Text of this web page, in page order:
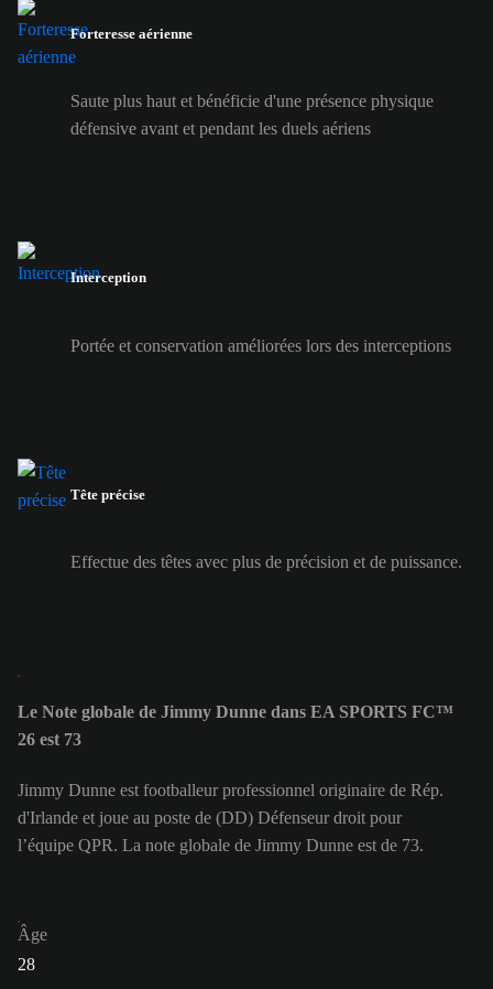
Forteresse aérienne
Saute plus haut et bénéficie d'une présence physique
défensive avant et pendant les duels aériens
Interception
Portée et conservation améliorées lors des interceptions
Tête précise
Effectue des têtes avec plus de précision et de puissance.
Le Note globale de Jimmy Dunne dans EA SPORTS FC™
26 est 73
Jimmy Dunne est footballeur professionnel originaire de Rép.
d'Irlande et joue au poste de (DD) Défenseur droit pour
l’équipe QPR. La note globale de Jimmy Dunne est de 73.
Âge
28